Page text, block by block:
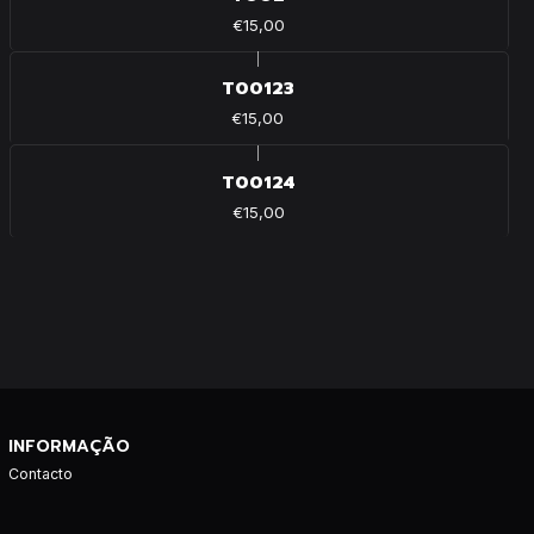
€15,00
T00123
€15,00
T00124
€15,00
INFORMAÇÃO
Contacto